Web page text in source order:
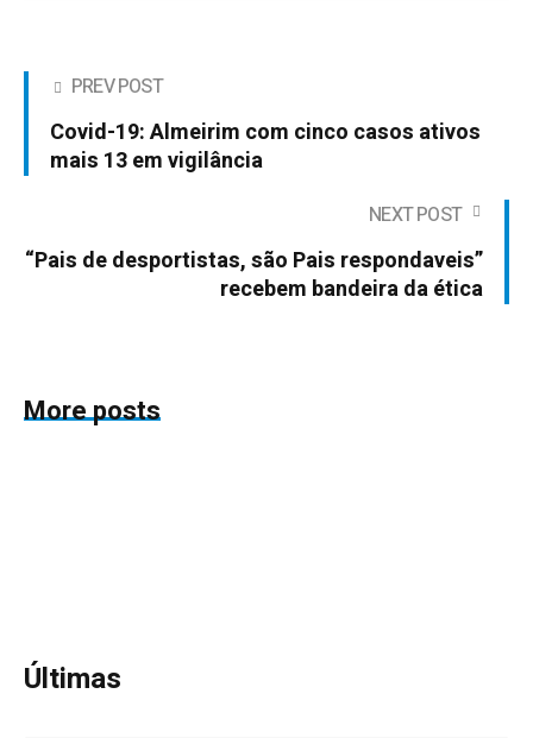
PREV POST
Covid-19: Almeirim com cinco casos ativos
mais 13 em vigilância
NEXT POST
“Pais de desportistas, são Pais respondaveis”
recebem bandeira da ética
More posts
Últimas